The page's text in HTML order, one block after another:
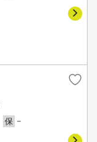
保 －